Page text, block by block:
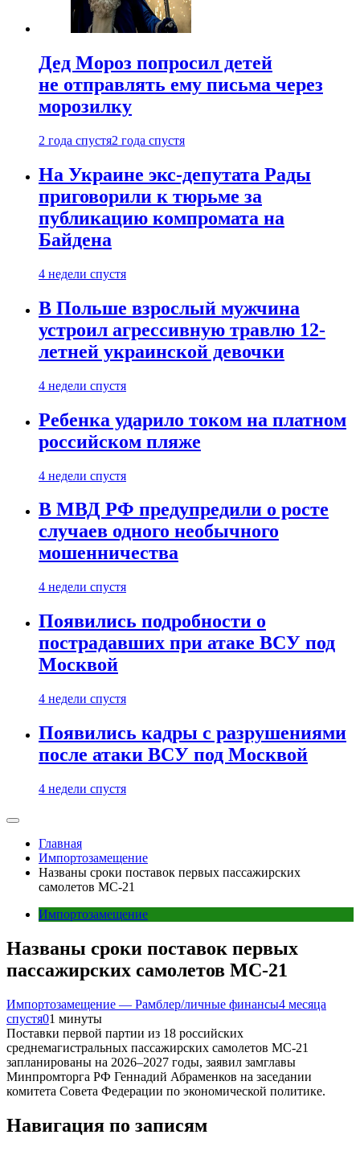
Дед Мороз попросил детей
не отправлять ему письма через
морозилку
2 года спустя2 года спустя
На Украине экс-депутата Рады
приговорили к тюрьме за
публикацию компромата на
Байдена
4 недели спустя
В Польше взрослый мужчина
устроил агрессивную травлю 12-
летней украинской девочки
4 недели спустя
Ребенка ударило током на платном
российском пляже
4 недели спустя
В МВД РФ предупредили о росте
случаев одного необычного
мошенничества
4 недели спустя
Появились подробности о
пострадавших при атаке ВСУ под
Москвой
4 недели спустя
Появились кадры с разрушениями
после атаки ВСУ под Москвой
4 недели спустя
Главная
Импортозамещение
Названы сроки поставок первых пассажирских
самолетов МС-21
Импортозамещение
Названы сроки поставок первых
пассажирских самолетов МС-21
Импортозамещение — Рамблер/личные финансы4 месяца
спустя01 минуты
Поставки первой партии из 18 российских
среднемагистральных пассажирских самолетов МС-21
запланированы на 2026–2027 годы, заявил замглавы
Минпромторга РФ Геннадий Абраменков на заседании
комитета Совета Федерации по экономической политике.
Навигация по записям